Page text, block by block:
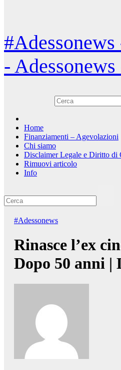
-
Home
Finanziamenti – Agevolazioni
Chi siamo
Disclaimer Legale e Diritto di
Rimuovi articolo
Info
#Adessonews
Rinasce l’ex
Dopo 50 anni |